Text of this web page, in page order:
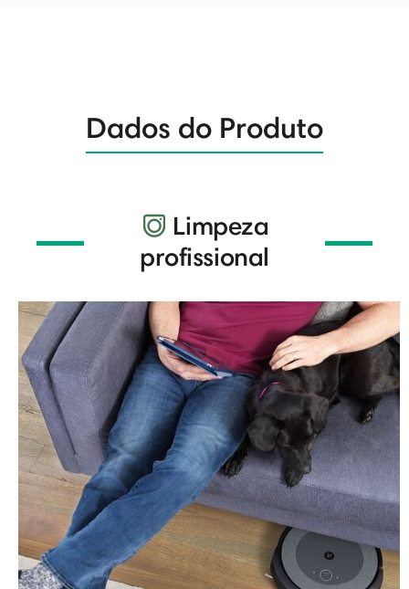
Dados do Produto
Limpeza
profissional